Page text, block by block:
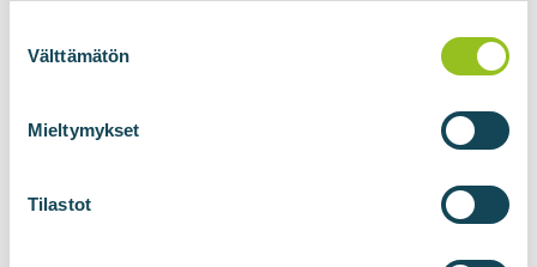
valinta
Välttämätön
Mieltymykset
Tilastot
Adres e-mail
Wyrażam zgodę na wykorzystanie moich
danych zgodnie z Polityką prywatności.*